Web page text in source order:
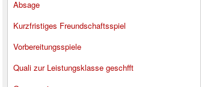
Absage
Kurzfristiges Freundschaftsspiel
Vorbereitungsspiele
Quali zur Leistungsklasse geschfft